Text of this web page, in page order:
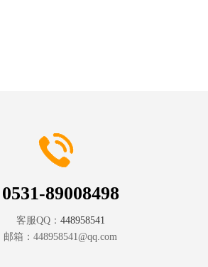
0531-89008498
客服QQ： 448958541
邮箱： 448958541@qq.com